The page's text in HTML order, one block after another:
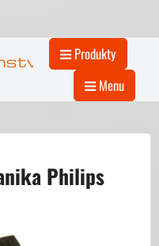
Produkty
Menu
Philips